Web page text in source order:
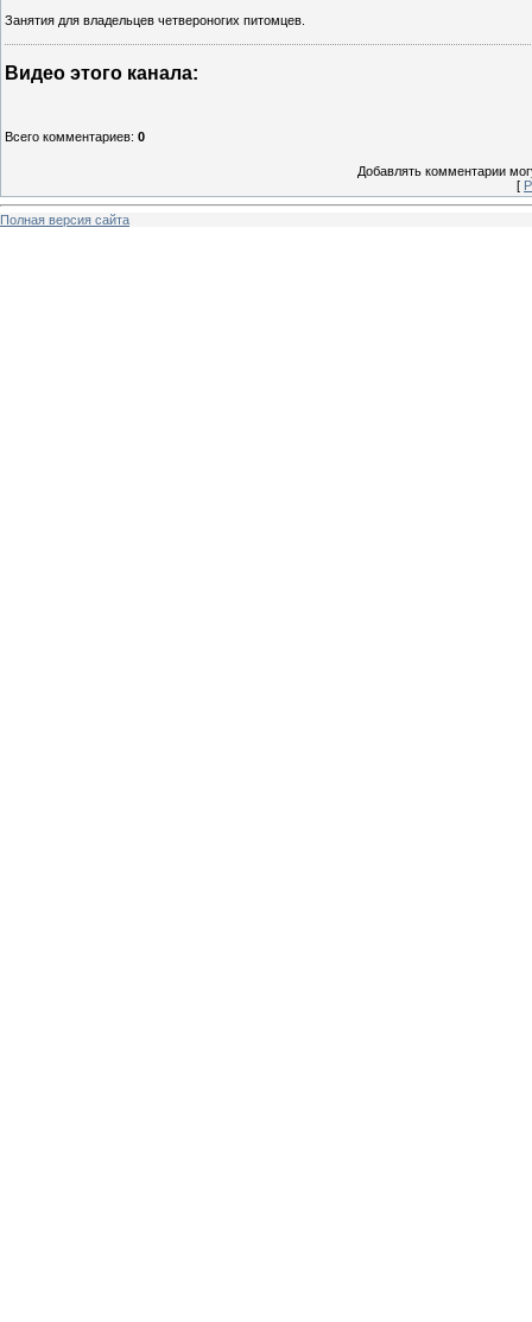
Занятия для владельцев четвероногих питомцев.
Видео этого канала:
Всего комментариев: 0
Добавлять комментарии
[
Полная версия сайта